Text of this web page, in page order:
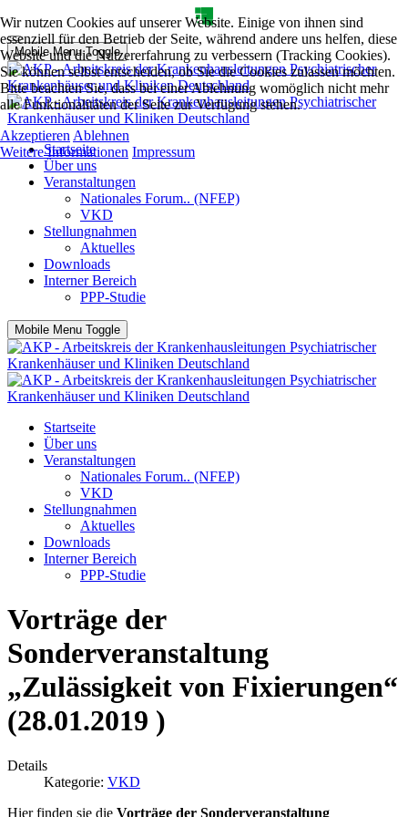
Mobile Menu Toggle
Startseite
Über uns
Veranstaltungen
Nationales Forum.. (NFEP)
VKD
Stellungnahmen
Aktuelles
Downloads
Interner Bereich
PPP-Studie
Mobile Menu Toggle
Startseite
Über uns
Veranstaltungen
Nationales Forum.. (NFEP)
VKD
Stellungnahmen
Aktuelles
Downloads
Interner Bereich
PPP-Studie
Vorträge der
Sonderveranstaltung
„Zulässigkeit von Fixierungen“
(28.01.2019 )
Details
Kategorie: VKD
Hier finden sie die Vorträge der Sonderveranstaltung
Wir nutzen Cookies auf unserer Website. Einige von ihnen sind
essenziell für den Betrieb der Seite, während andere uns helfen, diese
Website und die Nutzererfahrung zu verbessern (Tracking Cookies).
Sie können selbst entscheiden, ob Sie die Cookies zulassen möchten.
Bitte beachten Sie, dass bei einer Ablehnung womöglich nicht mehr
alle Funktionalitäten der Seite zur Verfügung stehen.
Akzeptieren Ablehnen
Weitere Informationen Impressum